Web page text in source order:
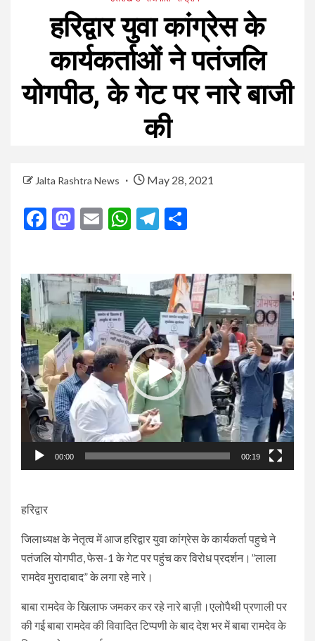
हरिद्वार युवा कांग्रेस के
कार्यकर्ताओं ने पतंजलि
योगपीठ, के गेट पर नारे बाजी
की
Jalta Rashtra News May 28, 2021
Facebook
Mastodon
EmailWhatsApp
Telegram
Video
Player
00:00 00:19
हरिद्वार
जिलाध्यक्ष के नेतृत्व में आज हरिद्वार युवा कांग्रेस के कार्यकर्ता पहुचे ने
पतंजलि योगपीठ, फेस-1 के गेट पर पहुंच कर विरोध प्रदर्शन।”लाला
रामदेव मुरादाबाद” के लगा रहे नारे।
बाबा रामदेव के खिलाफ जमकर कर रहे नारे बाज़ी।एलोपैथी प्रणाली पर
की गई बाबा रामदेव की विवादित टिप्पणी के बाद देश भर में बाबा रामदेव के